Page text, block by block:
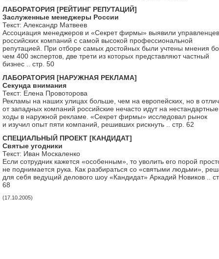
ЛАБОРАТОРИЯ [РЕЙТИНГ РЕПУТАЦИЙ]
Заслуженные менеджеры России
Текст: Александр Матвеев
Ассоциация менеджеров и «Секрет фирмы» выявили управленцев
российских компаний с самой высокой профессиональной
репутацией. При отборе самых достойных были учтены мнения
чем 400 экспертов, две трети из которых представляют частный
бизнес .. стр. 50
ЛАБОРАТОРИЯ [НАРУЖНАЯ РЕКЛАМА]
Секунда внимания
Текст: Елена Провоторова
Рекламы на наших улицах больше, чем на европейских, но в
от западных компаний российские нечасто идут на нестандартные
ходы в наружной рекламе. «Секрет фирмы» исследовал рынок
и изучил опыт пяти компаний, решивших рискнуть .. стр. 62
СПЕЦИАЛЬНЫЙ ПРОЕКТ [КАНДИДАТ]
Святые угодники
Текст: Иван Москаленко
Если сотрудник кажется «особенным», то уволить его порой
не поднимается рука. Как разбираться со «святыми людьми»,
для себя ведущий делового шоу «Кандидат» Аркадий Новиков ..
68
(17.10.2005)